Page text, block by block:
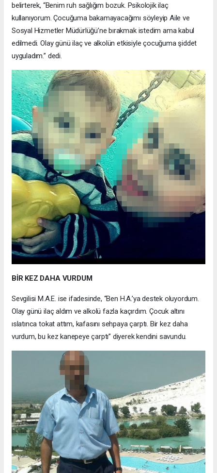
belirterek, “Benim ruh sağlığım bozuk. Psikolojik ilaç
kullanıyorum. Çocuğuma bakamayacağımı söyleyip Aile ve
Sosyal Hizmetler Müdürlüğü’ne bırakmak istedim ama kabul
edilmedi. Olay günü ilaç ve alkolün etkisiyle çocuğuma şiddet
uyguladım.” dedi.
BİR KEZ DAHA VURDUM
Sevgilisi M.A.E. ise ifadesinde, “Ben H.A.’ya destek oluyordum.
Olay günü ilaç aldım ve alkolü fazla kaçırdım. Çocuk altını
ıslatınca tokat attım, kafasını sehpaya çarptı. Bir kez daha
vurdum, bu kez kanepeye çarptı” diyerek kendini savundu.